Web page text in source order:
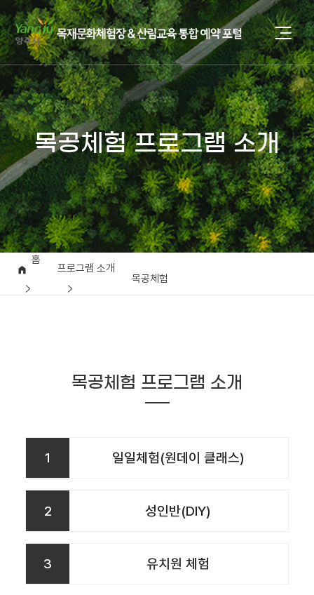
목공체험 프로그램 소개
홈
프로그램 소개
목공체험
목공체험 프로그램 소개
1 일일체험(원데이 클래스)
2 성인반(DIY)
3 유치원 체험